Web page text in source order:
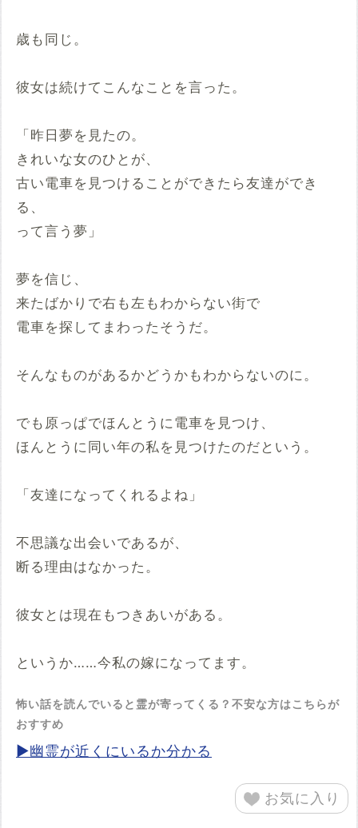
歳も同じ。
彼女は続けてこんなことを言った。
「昨日夢を見たの。
きれいな女のひとが、
古い電車を見つけることができたら友達ができ
る、
って言う夢」
夢を信じ、
来たばかりで右も左もわからない街で
電車を探してまわったそうだ。
そんなものがあるかどうかもわからないのに。
でも原っぱでほんとうに電車を見つけ、
ほんとうに同い年の私を見つけたのだという。
「友達になってくれるよね」
不思議な出会いであるが、
断る理由はなかった。
彼女とは現在もつきあいがある。
というか……今私の嫁になってます。
怖い話を読んでいると霊が寄ってくる？不安な方はこちらが
おすすめ
▶幽霊が近くにいるか分かる
お気に入り